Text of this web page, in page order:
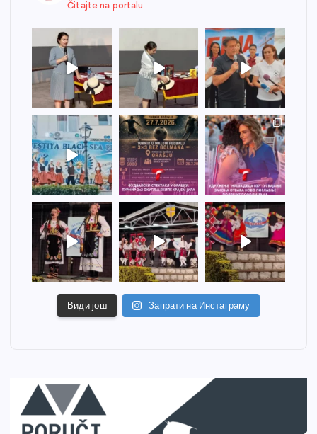
Čitajte na portalu
Види још Запрати на Инстаграму